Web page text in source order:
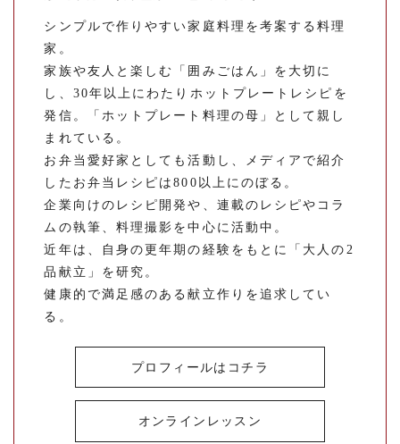
シンプルで作りやすい家庭料理を考案する料理
家。
家族や友人と楽しむ「囲みごはん」を大切に
し、30年以上にわたりホットプレートレシピを
発信。「ホットプレート料理の母」として親し
まれている。
お弁当愛好家としても活動し、メディアで紹介
したお弁当レシピは800以上にのぼる。
企業向けのレシピ開発や、連載のレシピやコラ
ムの執筆、料理撮影を中心に活動中。
近年は、自身の更年期の経験をもとに「大人の2
品献立」を研究。
健康的で満足感のある献立作りを追求してい
る。
プロフィールはコチラ
オンラインレッスン